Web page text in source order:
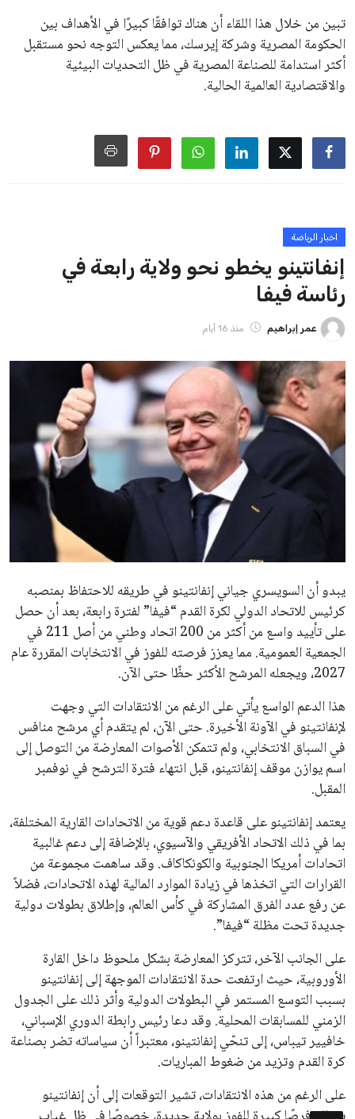
على الرغم من هذه الانتقادات، تشير التوقعات إلى أن إنفانتينو
يمتلك فرصًا كبيرة للفوز بولاية جديدة، خصوصًا في ظل غياب
منافس قوي يتمتع بإجماع داخل الأسرة الكروية الدولية. هذا يعزز
من فرص استمراره في قيادة “فيفا” حتى عام 2031.
ايوا مصر
الاخبار الشائعة
إنفانتينو يخطو نحو ولاية رابعة في رئاسة فيفا
عمر إبراهيم
مستثمر هندي بريطاني يسعى لامتلاك حصة
عمر إبراهيم 22 يوليو 2026
تحقق من قهوتك المغشوشة 7 علامات تدل
على جودتها قبل أول رشفة
خالد فؤاد 18 يوليو 2026
القائمة البريدية
انضم إلى قائمة المشتركين لدينا لتحصل على أحدث الأخبار، التحديثات
والعروض الخاصة مباشرة في صندوق بريدك
اشتراك
جميع الحقوق محفوظة لموقعنا ايوا مصر